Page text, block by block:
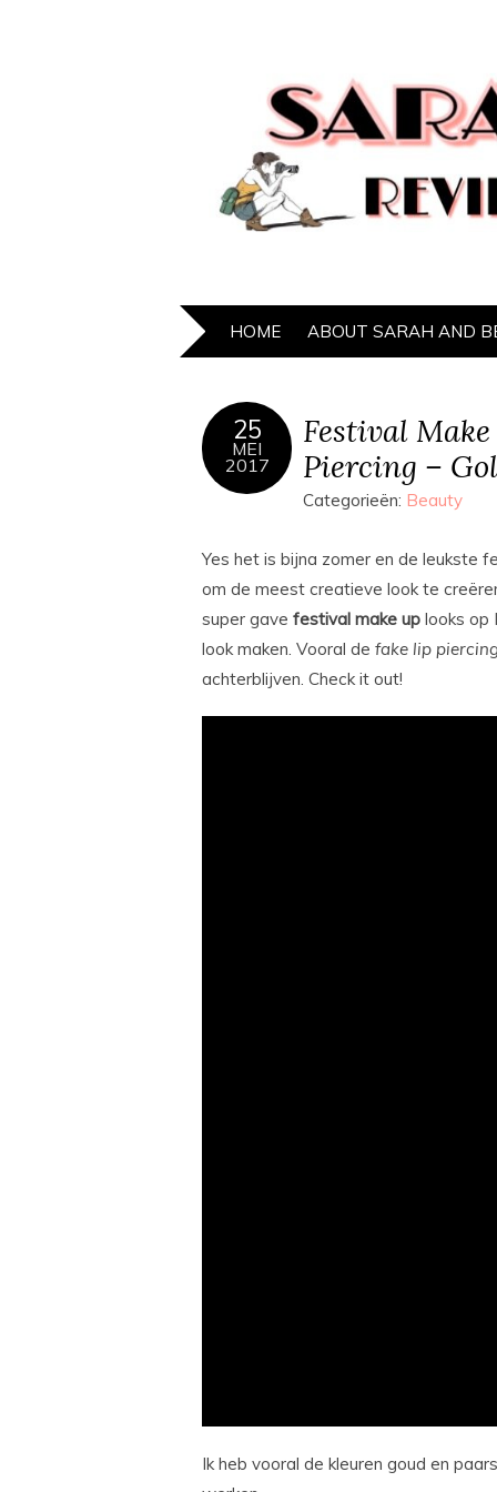
HOME ABOUT SARAH AND
25
MEI
2017
Festival
Piercing –
Categorieën: Beauty
Yes het is bijna zomer en de leukste
om de meest creatieve look te
super gave festival make up looks op
look maken. Vooral de fake lip
achterblijven. Check it out!
Ik heb vooral de kleuren goud en